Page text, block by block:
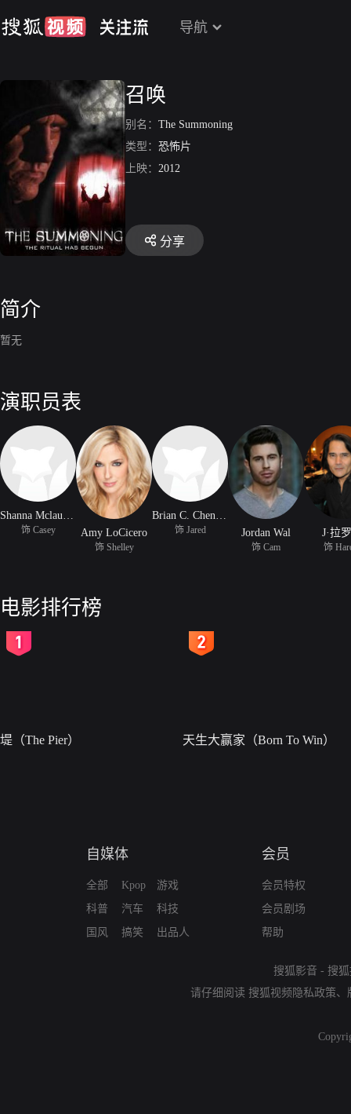
导航
召唤
别名： The Summoning
类型： 恐怖片
上映： 2012
分享
简介
暂无
演职员表
Shanna Mclaughlin
饰 Casey Amy LoCicero
饰 Shelley
Brian C. Chenworth
饰 Jared Jordan Wal
饰 Cam
J·拉
饰
电影排行榜
堤（The Pier） 天生大赢家（Born To Win）
自媒体
全部
科普
国风
Kpop
汽车
搞笑
游戏
科技
出品人
会员
会员特权
会员剧场
帮助
搜狐影音 - 搜
请仔细阅读 搜狐视频隐私政策、